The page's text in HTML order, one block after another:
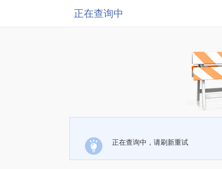
正在查询中
正在查询中，请刷新重试